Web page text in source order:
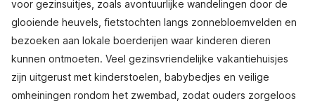
voor gezinsuitjes, zoals avontuurlijke wandelingen door de
glooiende heuvels, fietstochten langs zonnebloemvelden en
bezoeken aan lokale boerderijen waar kinderen dieren
kunnen ontmoeten. Veel gezinsvriendelijke vakantiehuisjes
zijn uitgerust met kinderstoelen, babybedjes en veilige
omheiningen rondom het zwembad, zodat ouders zorgeloos